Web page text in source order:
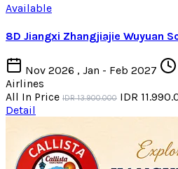
Available
8D Jiangxi Zhangjiajie Wuyuan
Nov 2026 , Jan - Feb 2027
Airlines
All In Price IDR 13.900.000 IDR
Detail